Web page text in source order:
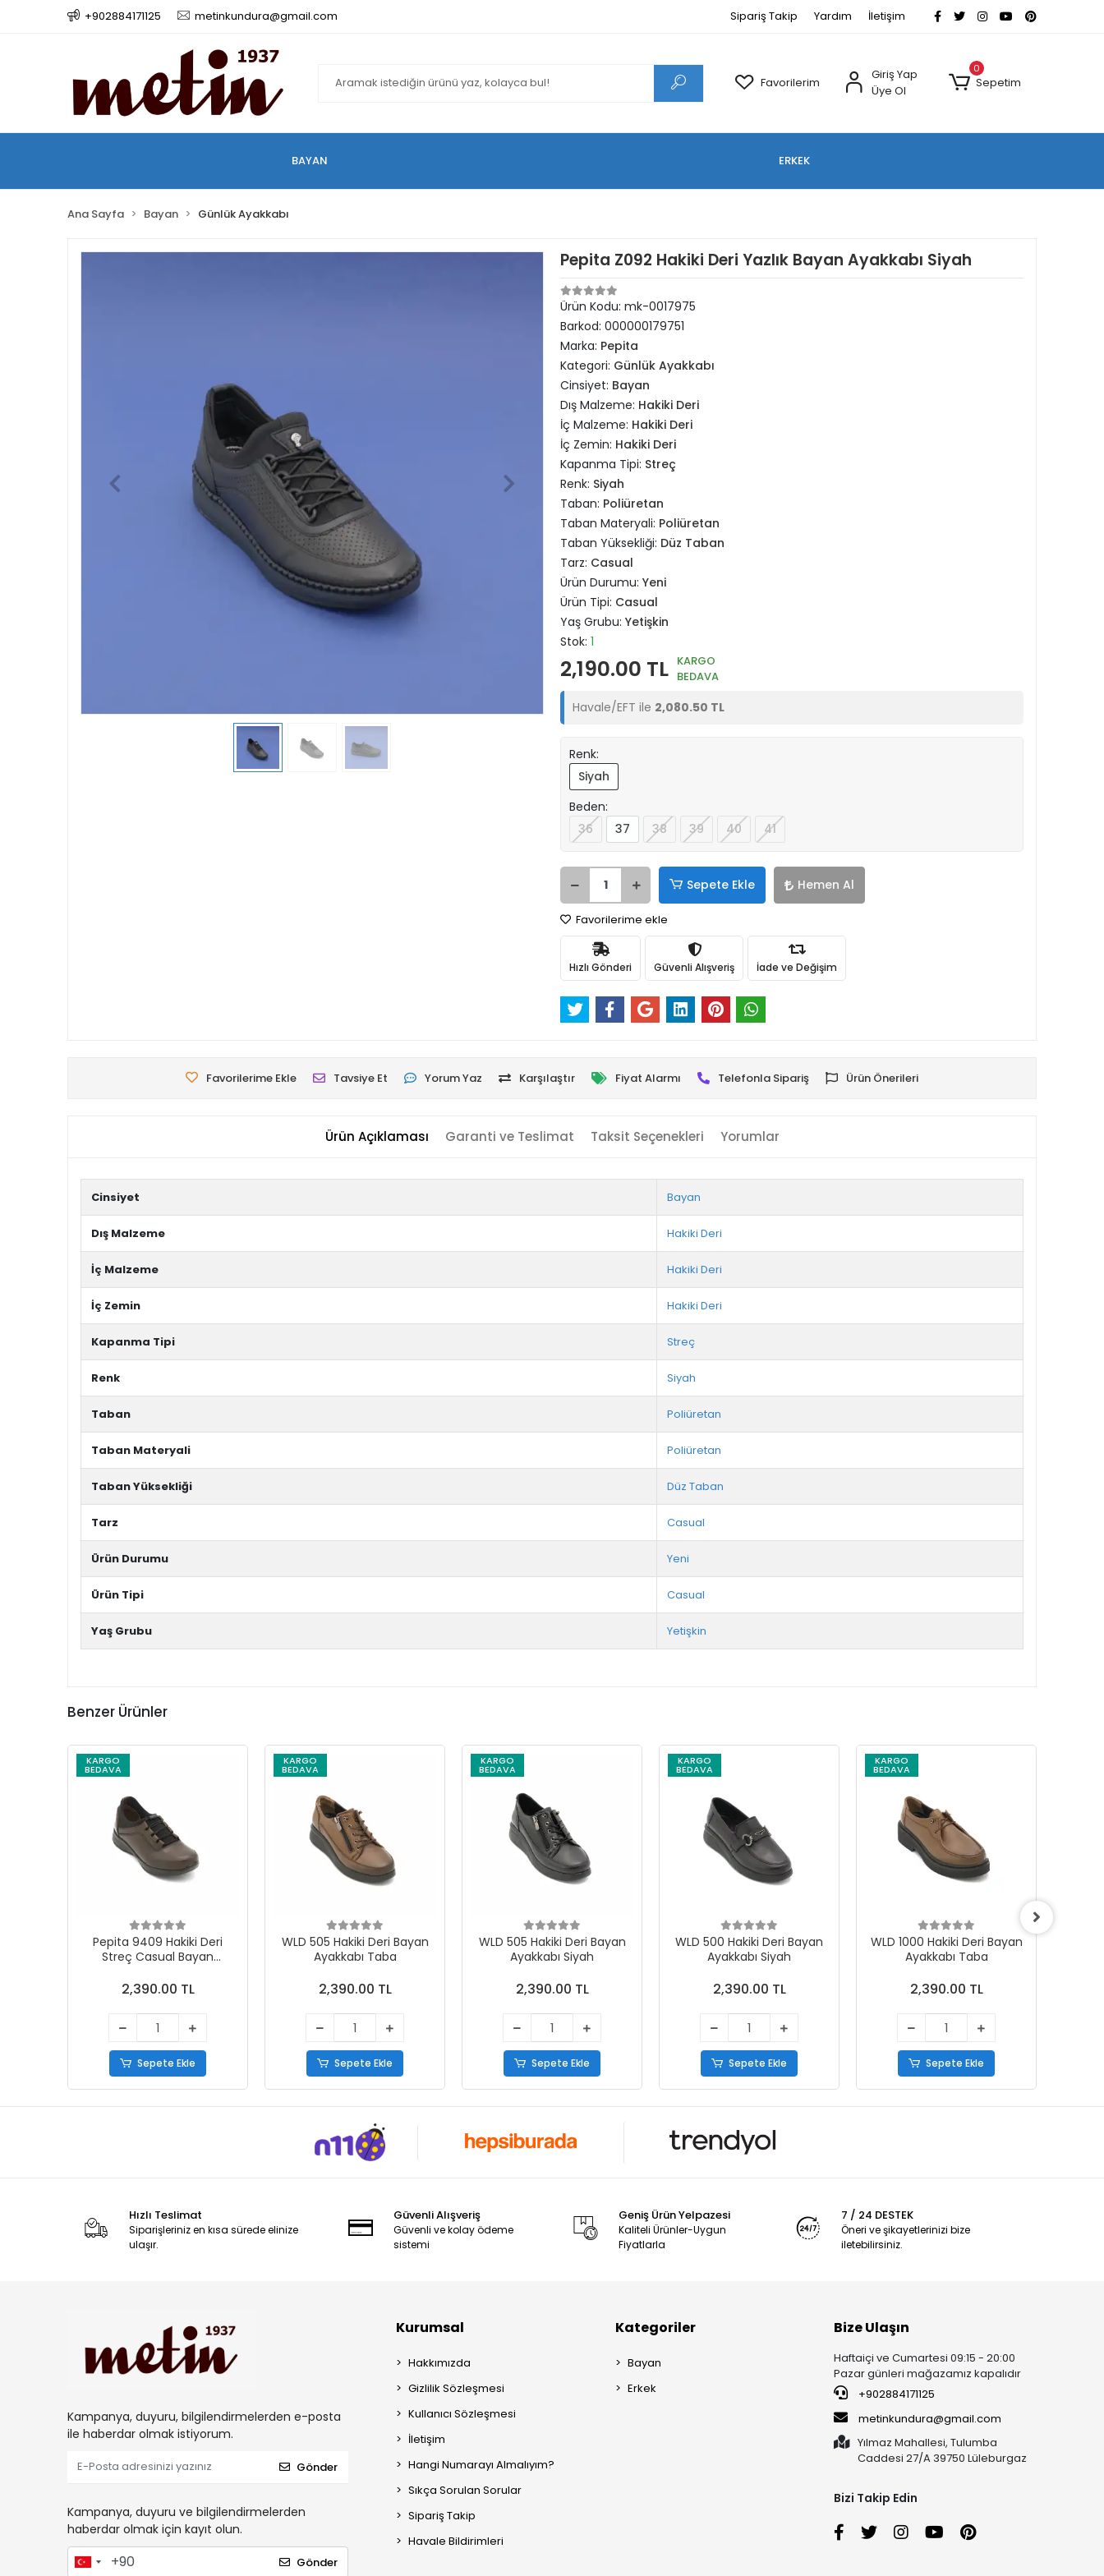
+902884171125 metinkundura@gmail.com Sipariş Takip Yardım İletişim
Favorilerim
Giriş Yap
Üye Ol
0
Sepetim
BAYAN ERKEK
Ana Sayfa Bayan Günlük Ayakkabı
Pepita Z092 Hakiki Deri Yazlık Bayan Ayakkabı Siyah
Ürün Kodu: mk-0017975
Barkod: 000000179751
Marka: Pepita
Kategori: Günlük Ayakkabı
Cinsiyet: Bayan
Dış Malzeme: Hakiki Deri
İç Malzeme: Hakiki Deri
İç Zemin: Hakiki Deri
Kapanma Tipi: Streç
Renk: Siyah
Taban: Poliüretan
Taban Materyali: Poliüretan
Taban Yüksekliği: Düz Taban
Tarz: Casual
Ürün Durumu: Yeni
Ürün Tipi: Casual
Yaş Grubu: Yetişkin
Stok: 1
2,190.00 TL KARGO
BEDAVA
Havale/EFT ile 2,080.50 TL
Renk:
Siyah
Beden:
36
37 38 39 40 41
Sepete Ekle Hemen Al
Favorilerime ekle
Hızlı Gönderi Güvenli Alışveriş İade ve Değişim
Favorilerime Ekle Tavsiye Et Yorum Yaz Karşılaştır Fiyat Alarmı Telefonla Sipariş Ürün Önerileri
Ürün Açıklaması Garanti ve Teslimat Taksit Seçenekleri Yorumlar
Cinsiyet Bayan
Dış Malzeme Hakiki Deri
İç Malzeme Hakiki Deri
İç Zemin Hakiki Deri
Kapanma Tipi Streç
Renk Siyah
Taban Poliüretan
Taban Materyali Poliüretan
Taban Yüksekliği Düz Taban
Tarz Casual
Ürün Durumu Yeni
Ürün Tipi Casual
Yaş Grubu Yetişkin
Benzer Ürünler
KARGO
BEDAVA
Pepita 9409 Hakiki Deri
Streç Casual Bayan
2,390.00 TL
Sepete Ekle
KARGO
BEDAVA
WLD 505 Hakiki Deri Bayan
Ayakkabı Taba
2,390.00 TL
Sepete Ekle
KARGO
BEDAVA
WLD 505 Hakiki Deri Bayan
Ayakkabı Siyah
2,390.00 TL
Sepete Ekle
KARGO
BEDAVA
WLD 500 Hakiki Deri Bayan
Ayakkabı Siyah
2,390.00 TL
Sepete Ekle
KARGO
BEDAVA
WLD 1000 Hakiki Deri Bayan
Ayakkabı Taba
2,390.00 TL
Sepete Ekle
Hızlı Teslimat
Siparişleriniz en kısa sürede elinize
ulaşır.
Güvenli Alışveriş
Güvenli ve kolay ödeme
sistemi
Geniş Ürün Yelpazesi
Kaliteli Ürünler-Uygun
Fiyatlarla
7 / 24 DESTEK
Öneri ve şikayetlerinizi bize
iletebilirsiniz.
Kampanya, duyuru, bilgilendirmelerden e-posta
ile haberdar olmak istiyorum.
Gönder
Kampanya, duyuru ve bilgilendirmelerden
haberdar olmak için kayıt olun.
Gönder
Kurumsal
Hakkımızda
Gizlilik Sözleşmesi
Kullanıcı Sözleşmesi
İletişim
Hangi Numarayı Almalıyım?
Sıkça Sorulan Sorular
Sipariş Takip
Havale Bildirimleri
Kategoriler
Bayan
Erkek
Bize Ulaşın
Haftaiçi ve Cumartesi 09:15 - 20:00
Pazar günleri mağazamız kapalıdır
+902884171125
metinkundura@gmail.com
Yılmaz Mahallesi, Tulumba
Caddesi 27/A 39750 Lüleburgaz
Bizi Takip Edin